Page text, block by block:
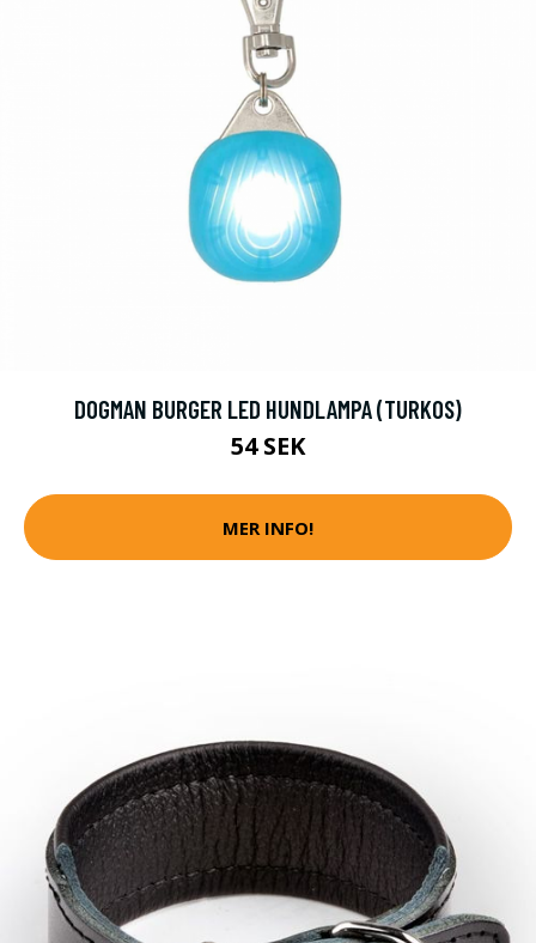
DOGMAN BURGER LED HUNDLAMPA (TURKOS)
54 SEK
MER INFO!